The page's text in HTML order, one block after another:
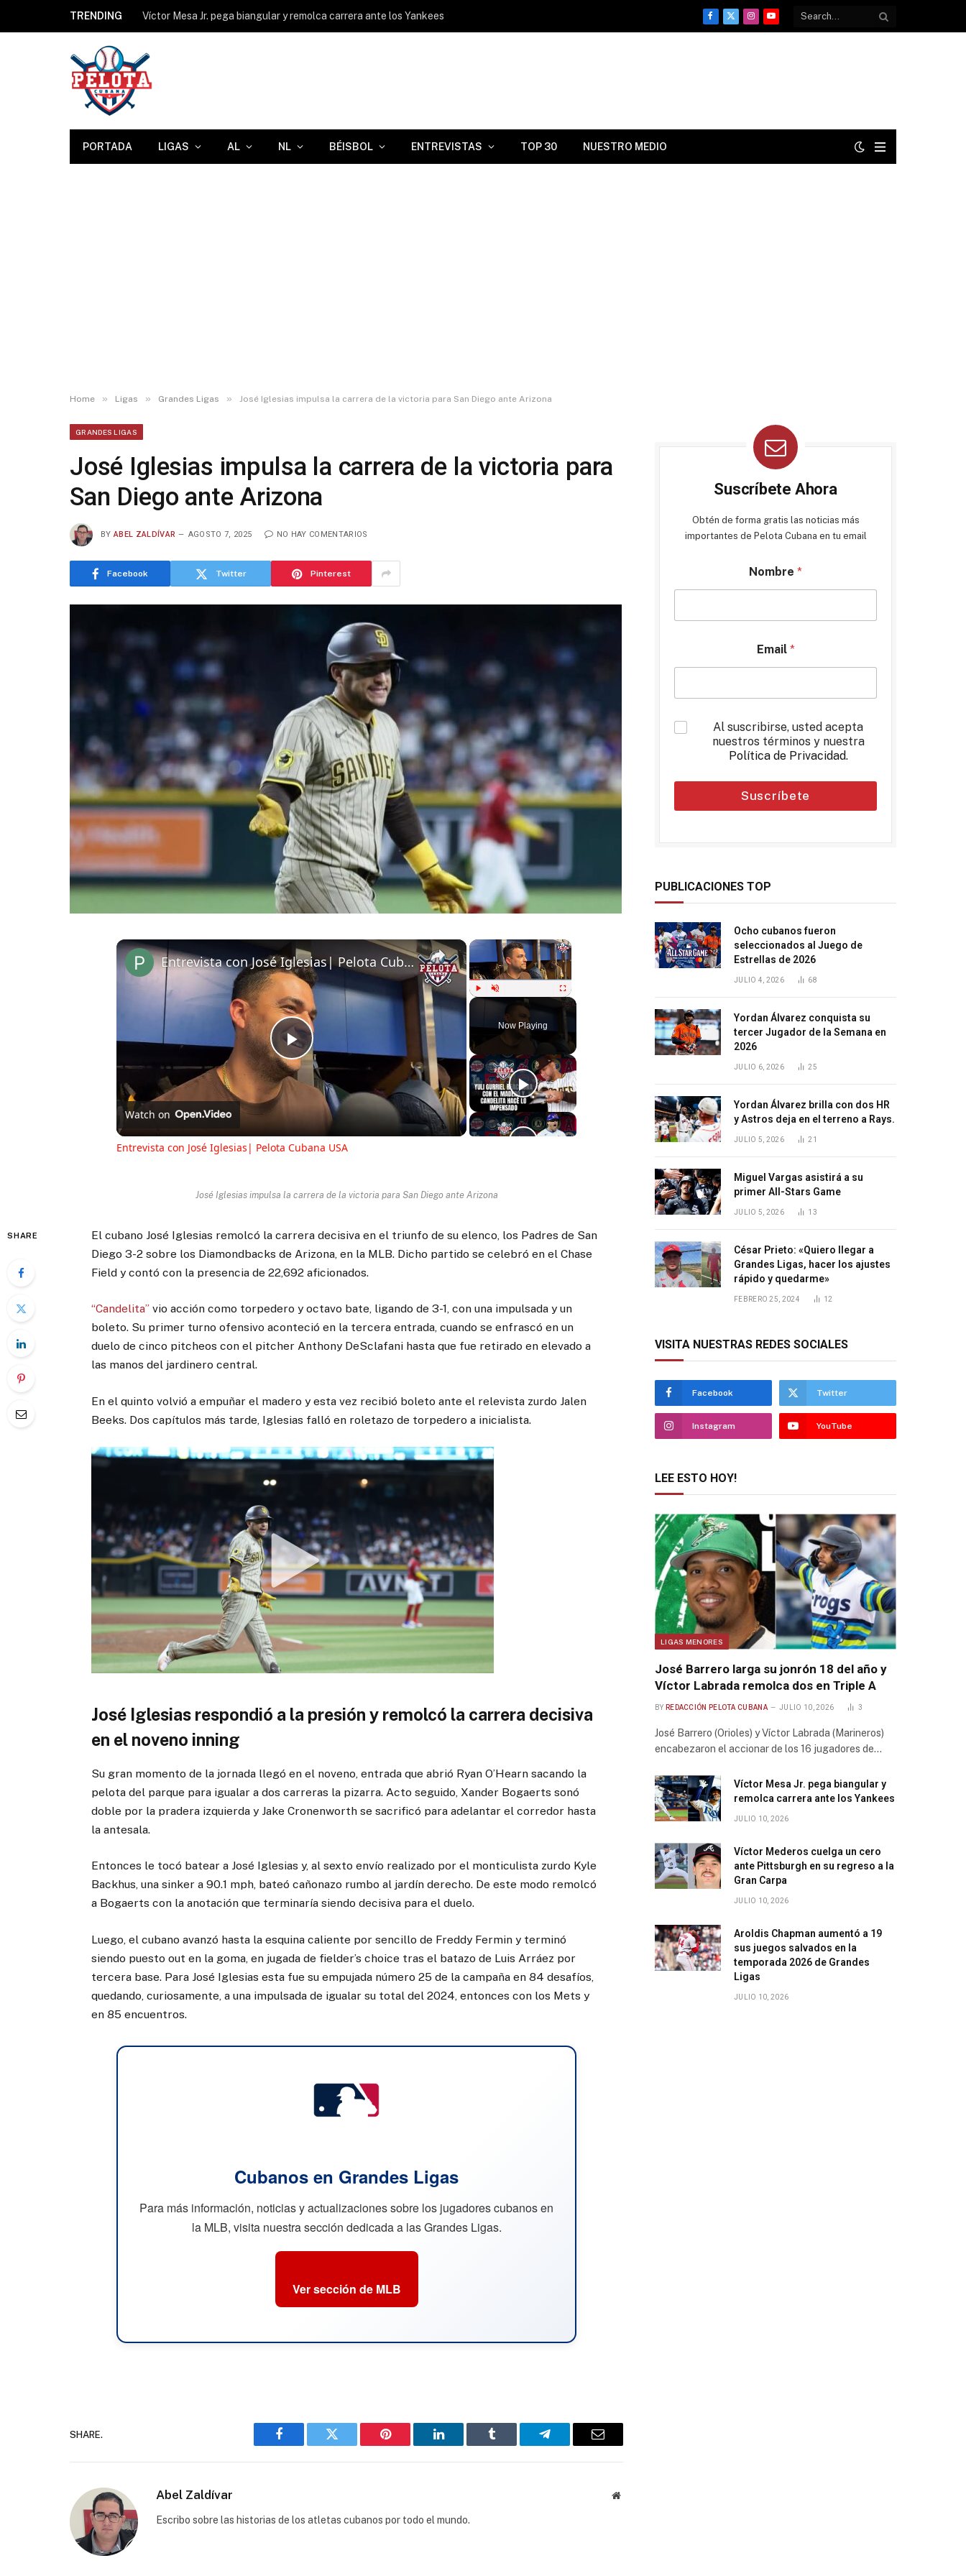
TRENDING Víctor Mesa Jr. pega biangular y remolca carrera ante los Yankees
Facebook
X
InstagramYouTube
PORTADA LIGAS AL NL BÉISBOL ENTREVISTAS TOP 30 NUESTRO MEDIO
Home » Ligas » Grandes Ligas » José Iglesias impulsa la carrera de la victoria para San Diego ante Arizona
GRANDES LIGAS
José Iglesias impulsa la carrera de la victoria para
San Diego ante Arizona
BY ABEL ZALDÍVAR AGOSTO 7, 2025 NO HAY COMENTARIOS
Facebook Twitter Pinterest
×
Fullscreen
Now Playing
×
Play
Video
Entrevista con José Iglesias| Pelota Cubana USA
Watch on
Entrevista con José Iglesias| Pelota Cubana USA
José Iglesias impulsa la carrera de la victoria para San Diego ante Arizona
SHARE
El cubano José Iglesias remolcó la carrera decisiva en el triunfo de su elenco, los Padres de San
Diego 3-2 sobre los Diamondbacks de Arizona, en la MLB. Dicho partido se celebró en el Chase
Field y contó con la presencia de 22,692 aficionados.
“Candelita” vio acción como torpedero y octavo bate, ligando de 3-1, con una impulsada y un
boleto. Su primer turno ofensivo aconteció en la tercera entrada, cuando se enfrascó en un
duelo de cinco pitcheos con el pitcher Anthony DeSclafani hasta que fue retirado en elevado a
las manos del jardinero central.
En el quinto volvió a empuñar el madero y esta vez recibió boleto ante el relevista zurdo Jalen
Beeks. Dos capítulos más tarde, Iglesias falló en roletazo de torpedero a inicialista.
José Iglesias respondió a la presión y remolcó la carrera decisiva
en el noveno inning
Su gran momento de la jornada llegó en el noveno, entrada que abrió Ryan O’Hearn sacando la
pelota del parque para igualar a dos carreras la pizarra. Acto seguido, Xander Bogaerts sonó
doble por la pradera izquierda y Jake Cronenworth se sacrificó para adelantar el corredor hasta
la antesala.
Entonces le tocó batear a José Iglesias y, al sexto envío realizado por el monticulista zurdo Kyle
Backhus, una sinker a 90.1 mph, bateó cañonazo rumbo al jardín derecho. De este modo remolcó
a Bogaerts con la anotación que terminaría siendo decisiva para el duelo.
Luego, el cubano avanzó hasta la esquina caliente por sencillo de Freddy Fermin y terminó
siendo puesto out en la goma, en jugada de fielder’s choice tras el batazo de Luis Arráez por
tercera base. Para José Iglesias esta fue su empujada número 25 de la campaña en 84 desafíos,
quedando, curiosamente, a una impulsada de igualar su total del 2024, entonces con los Mets y
en 85 encuentros.
Cubanos en Grandes Ligas
Para más información, noticias y actualizaciones sobre los jugadores cubanos en
la MLB, visita nuestra sección dedicada a las Grandes Ligas.
Ver sección de MLB
SHARE.
Facebook Twitter Pinterest LinkedIn Tumblr Telegram Email
Abel Zaldívar Website
Escribo sobre las historias de los atletas cubanos por todo el mundo.
Suscríbete Ahora
Obtén de forma gratis las noticias más
importantes de Pelota Cubana en tu email
Nombre *
Email *
*
Al suscribirse, usted acepta
nuestros términos y nuestra
Política de Privacidad.
Suscríbete
PUBLICACIONES TOP
Ocho cubanos fueron
seleccionados al Juego de
Estrellas de 2026
JULIO 4, 2026 68
Yordan Álvarez conquista su
tercer Jugador de la Semana en
2026
JULIO 6, 2026 25
Yordan Álvarez brilla con dos HR
y Astros deja en el terreno a Rays.
JULIO 5, 2026 21
Miguel Vargas asistirá a su
primer All-Stars Game
JULIO 5, 2026 13
César Prieto: «Quiero llegar a
Grandes Ligas, hacer los ajustes
rápido y quedarme»
FEBRERO 25, 2024 12
VISITA NUESTRAS REDES SOCIALES
Facebook Twitter
Instagram YouTube
LEE ESTO HOY!
LIGAS MENORES
José Barrero larga su jonrón 18 del año y
Víctor Labrada remolca dos en Triple A
BY REDACCIÓN PELOTA CUBANA JULIO 10, 2026 3
José Barrero (Orioles) y Víctor Labrada (Marineros)
encabezaron el accionar de los 16 jugadores de…
Víctor Mesa Jr. pega biangular y
remolca carrera ante los Yankees
JULIO 10, 2026
Víctor Mederos cuelga un cero
ante Pittsburgh en su regreso a la
Gran Carpa
JULIO 10, 2026
Aroldis Chapman aumentó a 19
sus juegos salvados en la
temporada 2026 de Grandes
Ligas
JULIO 10, 2026